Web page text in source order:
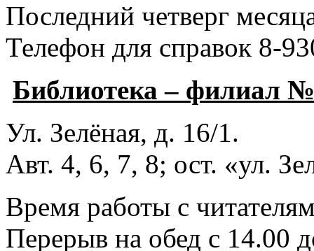
Последний четверг
Телефон для справок 8-
Библиотека – филиал
Ул. Зелёная, д. 16/1.
Авт. 4, 6, 7, 8; ост. «ул.
Время работы с
Перерыв на обед с 14.00